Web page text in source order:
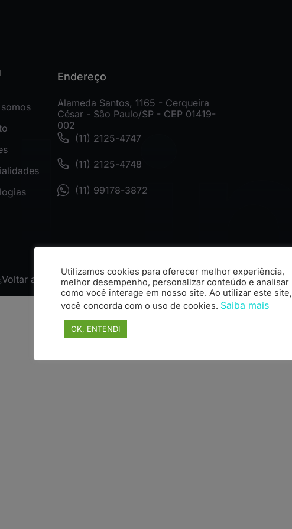
Endereço
Alameda Santos, 1165 - Cerqueira
César - São Paulo/SP - CEP 01419-
002
(11) 2125-4747
(11) 2125-4748
(11) 99178-3872
Voltar ao topo
Utilizamos cookies para oferecer melhor experiência,
melhor desempenho, personalizar conteúdo e analisar
como você interage em nosso site. Ao utilizar este site,
você concorda com o uso de cookies. Saiba mais
OK, ENTENDI